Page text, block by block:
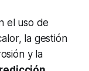
el uso de
la gestión
y la